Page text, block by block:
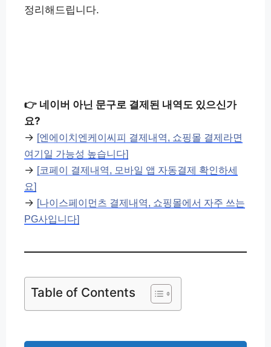
정리해드립니다.
👉 네이버 아닌 문구로 결제된 내역도 있으신가
요?
→ [엔에이치엔케이씨피 결제내역, 쇼핑몰 결제라면
여기일 가능성 높습니다]
→ [코페이 결제내역, 모바일 앱 자동결제 확인하세
요]
→ [나이스페이먼츠 결제내역, 쇼핑몰에서 자주 쓰는
PG사입니다]
Table of Contents